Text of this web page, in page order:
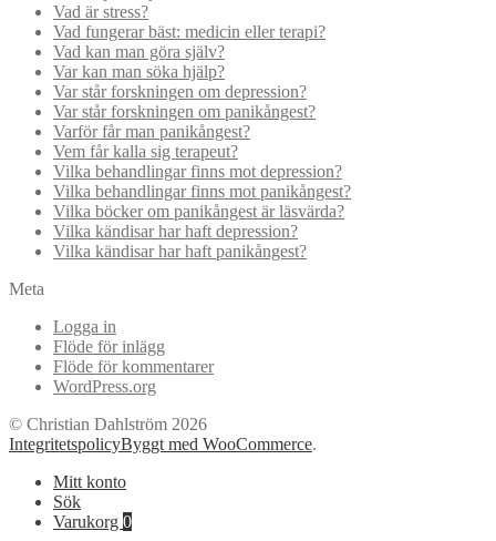
Vad är stress?
Vad fungerar bäst: medicin eller terapi?
Vad kan man göra själv?
Var kan man söka hjälp?
Var står forskningen om depression?
Var står forskningen om panikångest?
Varför får man panikångest?
Vem får kalla sig terapeut?
Vilka behandlingar finns mot depression?
Vilka behandlingar finns mot panikångest?
Vilka böcker om panikångest är läsvärda?
Vilka kändisar har haft depression?
Vilka kändisar har haft panikångest?
Meta
Logga in
Flöde för inlägg
Flöde för kommentarer
WordPress.org
© Christian Dahlström 2026
IntegritetspolicyByggt med WooCommerce.
Mitt konto
Sök
Varukorg 0